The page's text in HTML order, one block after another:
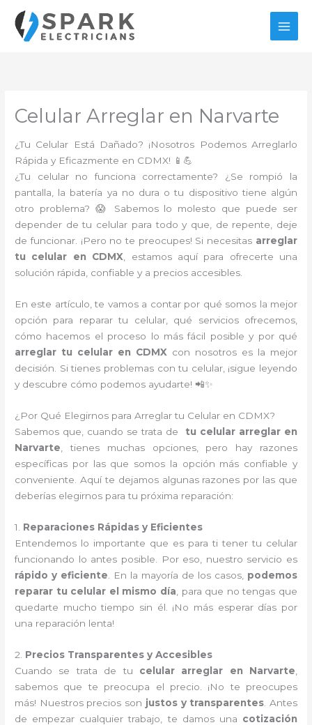
contenido
Celular Arreglar en Narvarte
¿Tu Celular Está Dañado? ¡Nosotros Podemos Arreglarlo
Rápida y Eficazmente en CDMX! 📱💪
¿Tu celular no funciona correctamente? ¿Se rompió la
pantalla, la batería ya no dura o tu dispositivo tiene algún
otro problema? 😱 Sabemos lo molesto que puede ser
depender de tu celular para todo y que, de repente, deje
de funcionar. ¡Pero no te preocupes! Si necesitas arreglar
tu celular en CDMX, estamos aquí para ofrecerte una
solución rápida, confiable y a precios accesibles.
En este artículo, te vamos a contar por qué somos la mejor
opción para reparar tu celular, qué servicios ofrecemos,
cómo hacemos el proceso lo más fácil posible y por qué
arreglar tu celular en CDMX con nosotros es la mejor
decisión. Si tienes problemas con tu celular, ¡sigue leyendo
y descubre cómo podemos ayudarte! 📲✨
¿Por Qué Elegirnos para Arreglar tu Celular en CDMX?
Sabemos que, cuando se trata de
tu celular arreglar en
Narvarte , tienes muchas opciones, pero hay razones
específicas por las que somos la opción más confiable y
conveniente. Aquí te dejamos algunas razones por las que
deberías elegirnos para tu próxima reparación:
1. Reparaciones Rápidas y Eficientes
Entendemos lo importante que es para ti tener tu celular
funcionando lo antes posible. Por eso, nuestro servicio es
rápido y eficiente . En la mayoría de los casos, podemos
reparar tu celular el mismo día , para que no tengas que
quedarte mucho tiempo sin él. ¡No más esperar días por
una reparación lenta!
2. Precios Transparentes y Accesibles
Cuando se trata de tu celular arreglar en Narvarte
sabemos que te preocupa el precio. ¡No te preocupes
más! Nuestros precios son justos y transparentes . Antes
de empezar cualquier trabajo, te damos una cotización